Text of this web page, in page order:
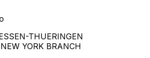
THUERINGEN
YORK BRANCH